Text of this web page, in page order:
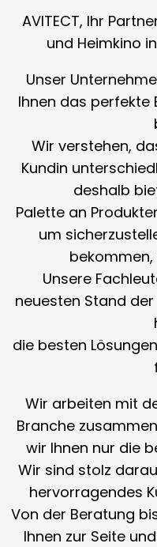
AVITECT, Ihr
und Heimkino
Unser
Ihnen das perfekte
Wir verstehen,
Kundin
deshalb
Palette an
um
bekommen,
Unsere
neuesten Stand
die besten
Wir arbeiten mit
Branche
wir Ihnen nur die
Wir sind stolz
hervorragendes
Von der Beratung
Ihnen zur Seite